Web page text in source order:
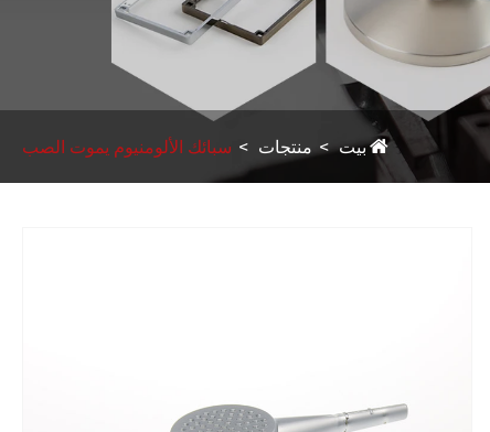
بيت منتجات سبائك الألومنيوم يموت الصب